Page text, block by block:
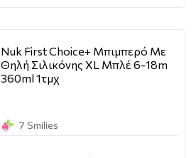
Nuk First Choice+ Μπιμπερό Με
Θηλή Σιλικόνης XL Μπλέ 6-18m
360ml 1τμχ
7 Smilies